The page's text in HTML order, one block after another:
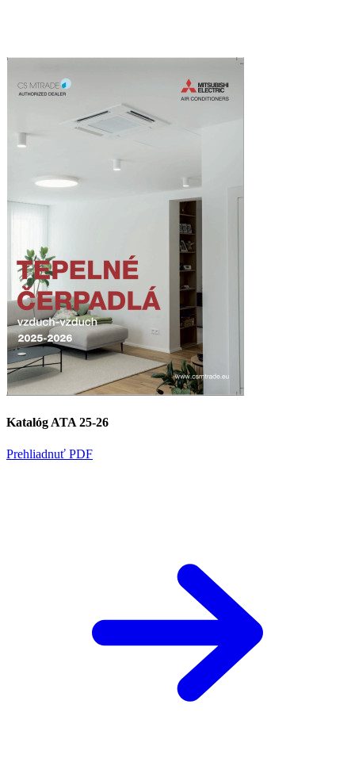
Katalóg ATA 25-26
Prehliadnuť PDF